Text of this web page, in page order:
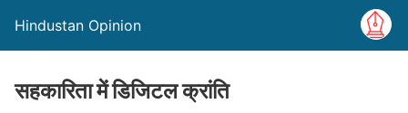
Hindustan Opinion
सहकारिता में डिजिटल क्रांति